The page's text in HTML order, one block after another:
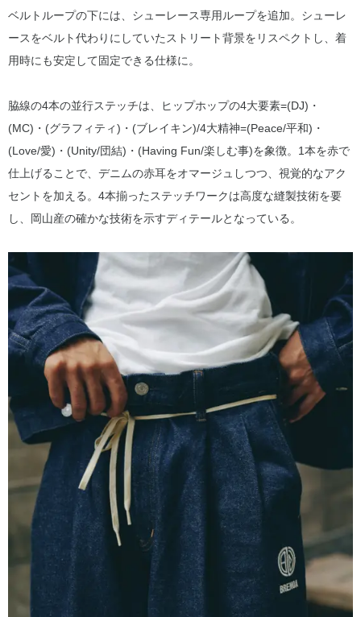
ベルトループの下には、シューレース専用ループを追加。シューレ
ースをベルト代わりにしていたストリート背景をリスペクトし、着
用時にも安定して固定できる仕様に。
脇線の4本の並行ステッチは、ヒップホップの4大要素=(DJ)・
(MC)・(グラフィティ)・(ブレイキン)/4大精神=(Peace/平和)・
(Love/愛)・(Unity/団結)・(Having Fun/楽しむ事)を象徴。1本を赤で
仕上げることで、デニムの赤耳をオマージュしつつ、視覚的なアク
セントを加える。4本揃ったステッチワークは高度な縫製技術を要
し、岡山産の確かな技術を示すディテールとなっている。